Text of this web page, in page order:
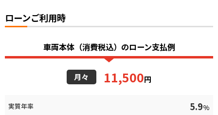
ローンご利用時
車両本体（消費税込）のローン支払例
月々 11,500円
実質年率 5.9%